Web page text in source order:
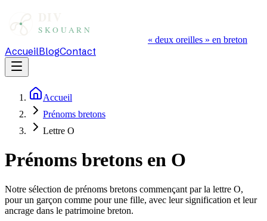
« deux oreilles » en breton
AccueilBlogContact
Accueil
Prénoms bretons
Lettre O
Prénoms bretons en O
Notre sélection de prénoms bretons commençant par la lettre O,
pour un garçon comme pour une fille, avec leur signification et leur
ancrage dans le patrimoine breton.